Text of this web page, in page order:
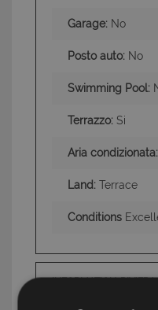
Garage: No
Posto auto: No
Swimming Pool:
Terrazzo: Si
Aria condizionata:
Land: Terrace
Conditions